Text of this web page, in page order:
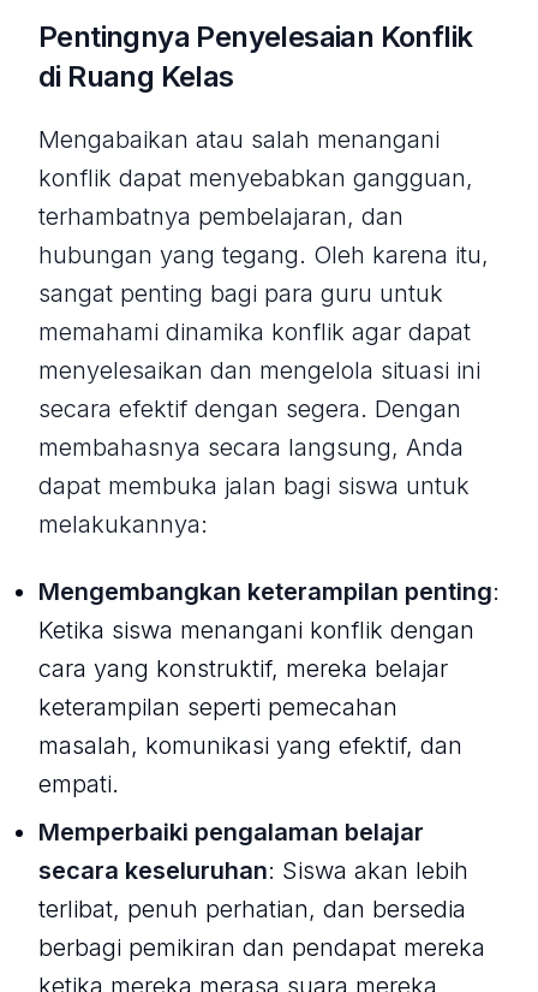
Pentingnya Penyelesaian Konflik
di Ruang Kelas
Mengabaikan atau salah menangani
konflik dapat menyebabkan gangguan,
terhambatnya pembelajaran, dan
hubungan yang tegang. Oleh karena itu,
sangat penting bagi para guru untuk
memahami dinamika konflik agar dapat
menyelesaikan dan mengelola situasi ini
secara efektif dengan segera. Dengan
membahasnya secara langsung, Anda
dapat membuka jalan bagi siswa untuk
melakukannya:
Mengembangkan keterampilan penting:
Ketika siswa menangani konflik dengan
cara yang konstruktif, mereka belajar
keterampilan seperti pemecahan
masalah, komunikasi yang efektif, dan
empati.
Memperbaiki pengalaman belajar
secara keseluruhan: Siswa akan lebih
terlibat, penuh perhatian, dan bersedia
berbagi pemikiran dan pendapat mereka
ketika mereka merasa suara mereka